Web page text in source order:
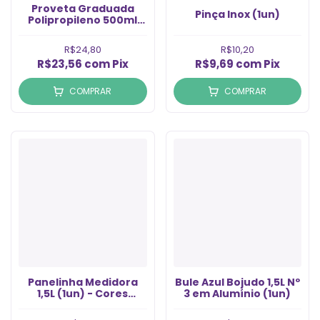
Proveta Graduada
Polipropileno 500ml
R$24,80
R$23,56 com Pix
COMPRAR
Pinça Inox (1un)
R$10,20
R$9,69 com Pix
COMPRAR
Panelinha Medidora
1,5L (1un) - Cores
Bule Azul Bojudo 1,5L Nº
3 em Alumínio (1un)